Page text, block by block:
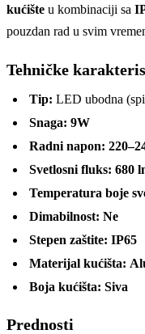
kućište u kombinaciji sa
pouzdan rad u svim
Tehničke
Tip: LED ubodna
Snaga: 9W
Radni napon:
Svetlosni fluks: 680
Temperatura boje
Dimabilnost: Ne
Stepen zaštite: IP65
Materijal kućišta:
Boja kućišta: Siva
Prednosti